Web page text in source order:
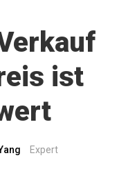
ist
Expert